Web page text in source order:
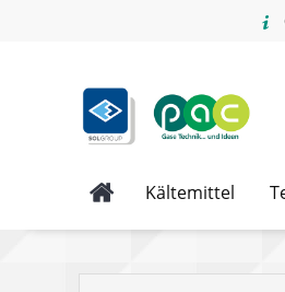
Kältemittel